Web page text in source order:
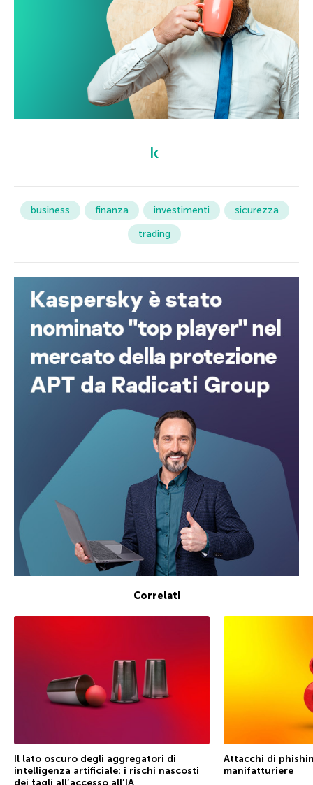
business finanza investimenti
sicurezza
trading
Correlati
Il lato oscuro degli aggregatori di
intelligenza artificiale: i rischi nascosti
dei tagli all’accesso all’IA
Attacchi di
manifatturiere